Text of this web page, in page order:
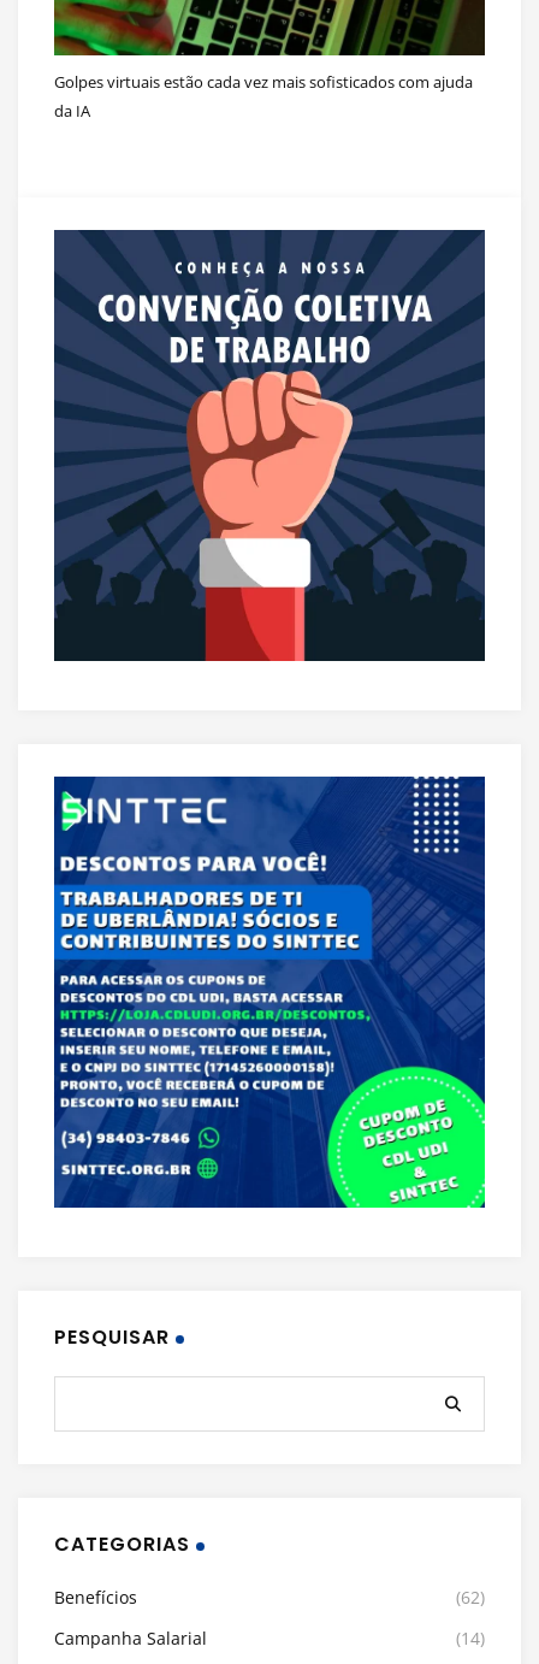
Golpes virtuais estão cada vez mais sofisticados com ajuda
da IA
PESQUISAR
CATEGORIAS
Benefícios
(62)
Campanha Salarial
(14)